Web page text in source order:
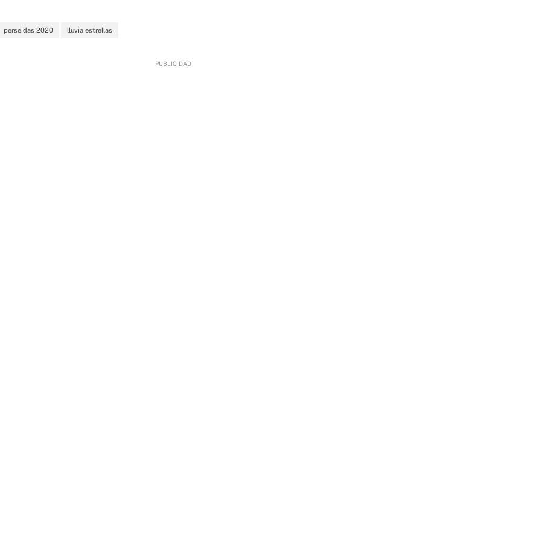
perseidas 2020 lluvia estrellas